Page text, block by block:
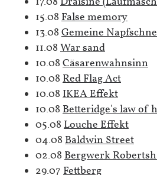
15.08 False memory
13.08 Gemeine
11.08 War sand
10.08 Cäsarenwahnsinn
10.08 Red Flag Act
10.08 IKEA Effekt
10.08 Betteridge's law of
05.08 Louche Effekt
04.08 Baldwin Street
02.08 Bergwerk
29.07 Fettberg